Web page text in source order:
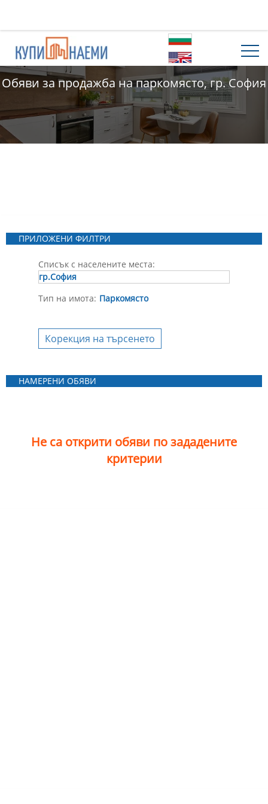
Обяви за продажба на паркомясто, гр. София
ПРИЛОЖЕНИ ФИЛТРИ
Списък с населените места:
гр.София
Тип на имота: Паркомясто
Корекция на търсенето
НАМЕРЕНИ ОБЯВИ
Не са открити обяви по зададените
критерии